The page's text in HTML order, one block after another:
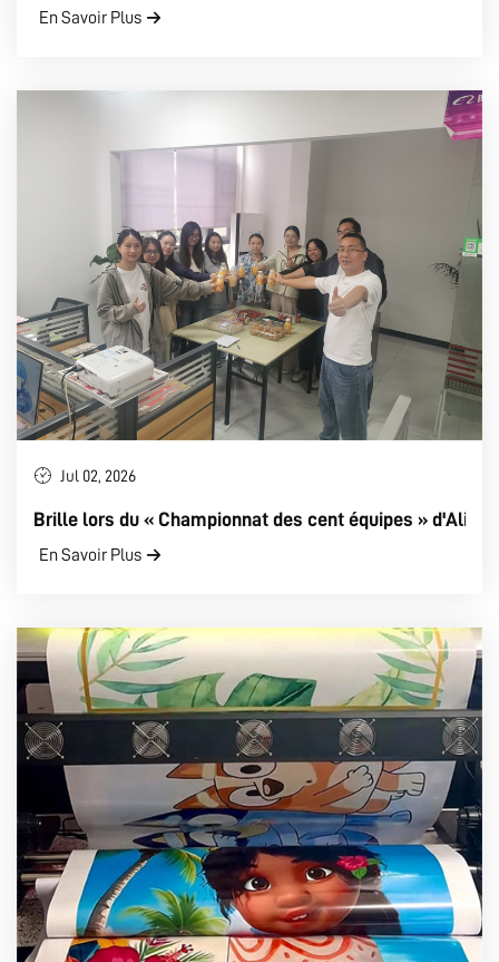
En Savoir Plus
Jul 02, 2026
Brille lors du « Championnat des cent équipes »
En Savoir Plus